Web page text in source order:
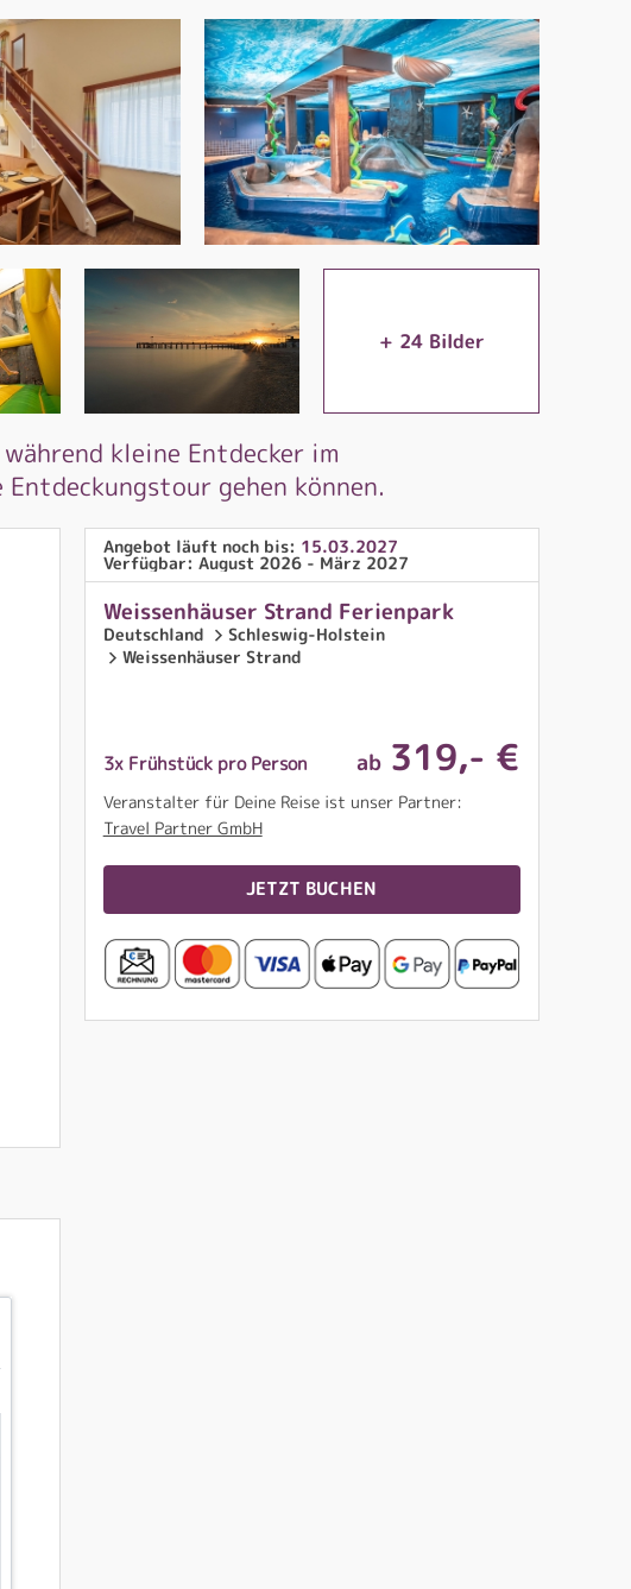
+ 24Bilder
kleine Entdecker im
gehen können.
Angebot läuft noch bis: 15.03.2027
Verfügbar: August 2026 - März 2027
Weissenhäuser Strand Ferienpark
Deutschland
Schleswig-Holstein
Weissenhäuser Strand
3x Frühstück pro Person ab 319,- €
Veranstalter für Deine Reise ist unser Partner:
Travel Partner GmbH
JETZT BUCHEN